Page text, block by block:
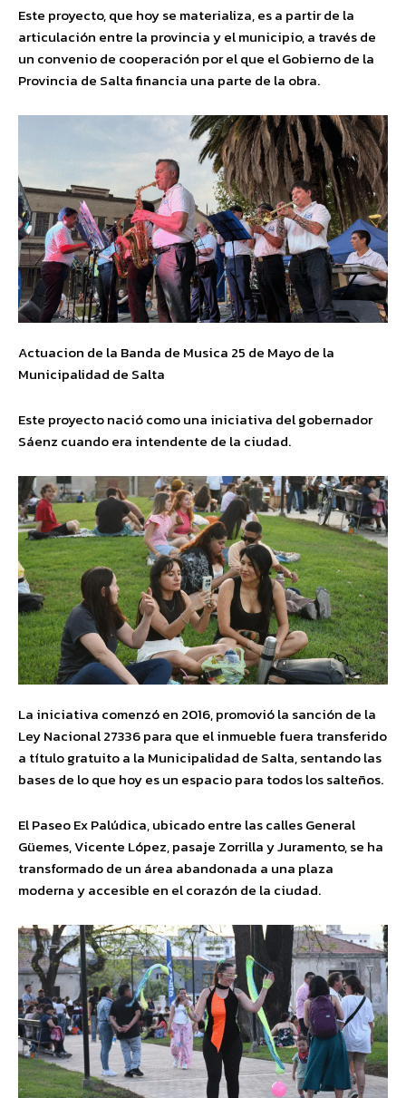
Este proyecto, que hoy se materializa, es a partir de la
articulación entre la provincia y el municipio, a través de
un convenio de cooperación por el que el Gobierno de la
Provincia de Salta financia una parte de la obra.
Actuacion de la Banda de Musica 25 de Mayo de la
Municipalidad de Salta
Este proyecto nació como una iniciativa del gobernador
Sáenz cuando era intendente de la ciudad.
La iniciativa comenzó en 2016, promovió la sanción de la
Ley Nacional 27336 para que el inmueble fuera transferido
a título gratuito a la Municipalidad de Salta, sentando las
bases de lo que hoy es un espacio para todos los salteños.
El Paseo Ex Palúdica, ubicado entre las calles General
Güemes, Vicente López, pasaje Zorrilla y Juramento, se ha
transformado de un área abandonada a una plaza
moderna y accesible en el corazón de la ciudad.